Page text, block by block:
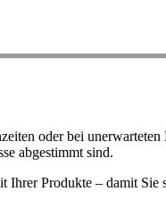
oder bei unerwarteten
abgestimmt sind.
Ihrer Produkte – damit